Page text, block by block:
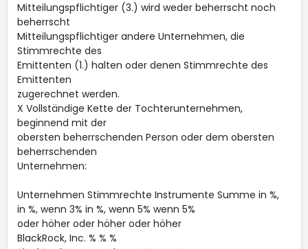
Mitteilungspflichtiger (3.) wird weder beherrscht noch
beherrscht
Mitteilungspflichtiger andere Unternehmen, die
Stimmrechte des
Emittenten (1.) halten oder denen Stimmrechte des
Emittenten
zugerechnet werden.
X Vollständige Kette der Tochterunternehmen,
beginnend mit der
obersten beherrschenden Person oder dem obersten
beherrschenden
Unternehmen:
Unternehmen Stimmrechte Instrumente Summe in %,
in %, wenn 3% in %, wenn 5% wenn 5%
oder höher oder höher oder höher
BlackRock, Inc. % % %